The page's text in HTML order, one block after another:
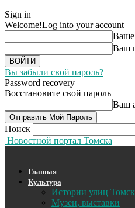
Sign in
Welcome!Log into your account
Ваше
Ваш
Вы забыли свой пароль?
Password recovery
Восстановите свой пароль
Ваш
Поиск
Новостной портал Томска
Главная
Культура
Истории улиц
Музеи, выставки